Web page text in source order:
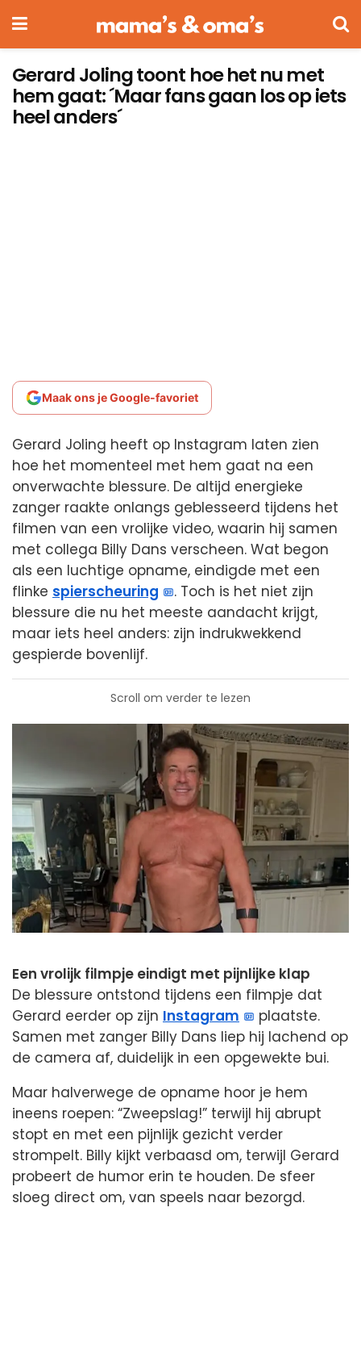
Gerard Joling toont hoe het nu met
hem gaat: ´Maar fans gaan los op iets
heel anders´
Maak ons je Google-favoriet
Gerard Joling heeft op Instagram laten zien
hoe het momenteel met hem gaat na een
onverwachte blessure. De altijd energieke
zanger raakte onlangs geblesseerd tijdens het
filmen van een vrolijke video, waarin hij samen
met collega Billy Dans verscheen. Wat begon
als een luchtige opname, eindigde met een
flinke spierscheuring
. Toch is het niet zijn
blessure die nu het meeste aandacht krijgt,
maar iets heel anders: zijn indrukwekkend
gespierde bovenlijf.
Scroll om verder te lezen
Een vrolijk filmpje eindigt met pijnlijke klap
De blessure ontstond tijdens een filmpje dat
Gerard eerder op zijn Instagram
plaatste.
Samen met zanger Billy Dans liep hij lachend op
de camera af, duidelijk in een opgewekte bui.
Maar halverwege de opname hoor je hem
ineens roepen: “Zweepslag!” terwijl hij abrupt
stopt en met een pijnlijk gezicht verder
strompelt. Billy kijkt verbaasd om, terwijl Gerard
probeert de humor erin te houden. De sfeer
sloeg direct om, van speels naar bezorgd.